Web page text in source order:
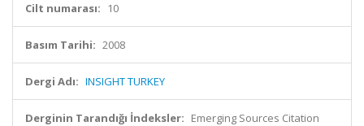
Cilt numarası: 10
Basım Tarihi: 2008
Dergi Adı: INSIGHT TURKEY
Derginin Tarandığı İndeksler: Emerging Sources Citation